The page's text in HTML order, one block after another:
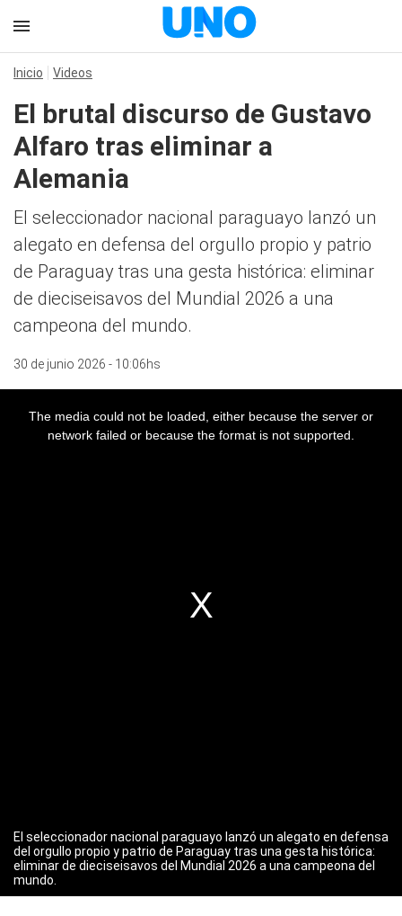
Inicio Videos
El brutal discurso de Gustavo
Alfaro tras eliminar a
Alemania
El seleccionador nacional paraguayo lanzó un
alegato en defensa del orgullo propio y patrio
de Paraguay tras una gesta histórica: eliminar
de dieciseisavos del Mundial 2026 a una
campeona del mundo.
30 de junio 2026 - 10:06hs
The media could not be loaded, either because the server or
network failed or because the format is not supported.
El seleccionador nacional paraguayo lanzó un alegato en defensa
del orgullo propio y patrio de Paraguay tras una gesta histórica:
eliminar de dieciseisavos del Mundial 2026 a una campeona del
mundo.